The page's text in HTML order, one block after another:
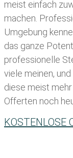
meist einfach
machen.
Umgebung
das ganze
professionelle
viele meinen,
diese meist
Offerten noch
KOSTENLOSE